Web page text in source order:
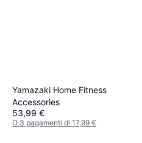
Yamazaki Home Fitness
Accessories
53,99 €
O 3 pagamenti di 17,99 €